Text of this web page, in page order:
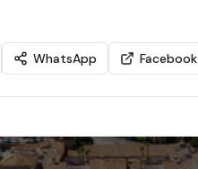
WhatsApp Facebook